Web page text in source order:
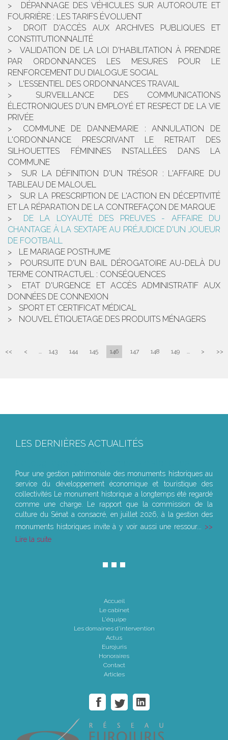
DÉPANNAGE DES VÉHICULES SUR AUTOROUTE ET
FOURRIÈRE : LES TARIFS ÉVOLUENT
DROIT D'ACCÈS AUX ARCHIVES PUBLIQUES ET
CONSTITUTIONNALITÉ
VALIDATION DE LA LOI D'HABILITATION À PRENDRE
PAR ORDONNANCES LES MESURES POUR LE
RENFORCEMENT DU DIALOGUE SOCIAL
L'ESSENTIEL DES ORDONNANCES TRAVAIL
SURVEILLANCE DES COMMUNICATIONS
ÉLECTRONIQUES D'UN EMPLOYÉ ET RESPECT DE LA VIE
PRIVÉE
COMMUNE DE DANNEMARIE : ANNULATION DE
L'ORDONNANCE PRESCRIVANT LE RETRAIT DES
SILHOUETTES FÉMININES INSTALLÉES DANS LA
COMMUNE
SUR LA DÉFINITION D'UN TRÉSOR : L'AFFAIRE DU
TABLEAU DE MALOUEL
SUR LA PRESCRIPTION DE L'ACTION EN DÉCEPTIVITÉ
ET LA RÉPARATION DE LA CONTREFAÇON DE MARQUE
DE LA LOYAUTÉ DES PREUVES - AFFAIRE DU
CHANTAGE À LA SEXTAPE AU PRÉJUDICE D'UN JOUEUR
DE FOOTBALL
LE MARIAGE POSTHUME
POURSUITE D'UN BAIL DÉROGATOIRE AU-DELÀ DU
TERME CONTRACTUEL : CONSÉQUENCES
ETAT D'URGENCE ET ACCÈS ADMINISTRATIF AUX
DONNÉES DE CONNEXION
SPORT ET CERTIFICAT MÉDICAL
NOUVEL ÉTIQUETAGE DES PRODUITS MÉNAGERS
<< < ... 143 144 145 146 147 148 149 ... > >>
LES DERNIÈRES ACTUALITÉS
Pour une gestion patrimoniale des monuments historiques au
service du développement économique et touristique des
collectivités Le monument historique a longtemps été regardé
comme une charge. Le rapport que la commission de la
culture du Sénat a consacré, en juillet 2026, à la gestion des
monuments historiques invite à y voir aussi une ressour...
Lire la suite
Accueil
Le cabinet
L'équipe
Les domaines d'intervention
Actus
Eurojuris
Honoraires
Contact
Articles